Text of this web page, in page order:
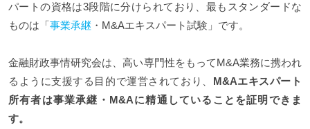
パートの資格は3段階に分けられており、最もスタンダードな
ものは「事業承継 ・M&Aエキスパート試験」です。
金融財政事情研究会は、高い専門性をもってM&A業務に携われ
るように支援する目的で運営されており、 M&Aエキスパート
所有者は事業承継・M&Aに精通していることを証明できま
す。